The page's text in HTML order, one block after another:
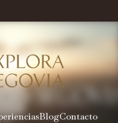
BlogContacto